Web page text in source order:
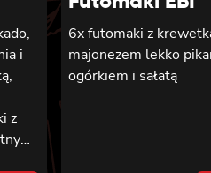
i
z
6x futomaki z
majonezem lekko
ogórkiem i sałatą